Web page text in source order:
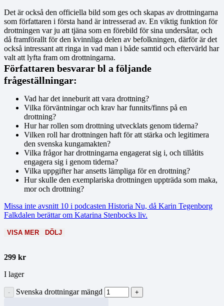
Det är också den officiella bild som ges och skapas av drottningarna
som författaren i första hand är intresserad av. En viktig funktion för
drottningen var ju att tjäna som en förebild för sina undersåtar, och
då framförallt för den kvinnliga delen av befolkningen, därför är det
också intressant att ringa in vad man i både samtid och eftervärld har
valt att lyfta fram om drottningarna.
Författaren besvarar bl a följande
frågeställningar:
Vad har det inneburit att vara drottning?
Vilka förväntningar och krav har funnits/finns på en
drottning?
Hur har rollen som drottning utvecklats genom tiderna?
Vilken roll har drottningen haft för att stärka och legitimera
den svenska kungamakten?
Vilka frågor har drottningarna engagerat sig i, och tillåtits
engagera sig i genom tiderna?
Vilka uppgifter har ansetts lämpliga för en drottning?
Hur skulle den exemplariska drottningen uppträda som maka,
mor och drottning?
Missa inte avsnitt 10 i podcasten Historia Nu, då Karin Tegenborg
Falkdalen berättar om Katarina Stenbocks liv.
VISA MER DÖLJ
299 kr
I lager
Svenska drottningar mängd